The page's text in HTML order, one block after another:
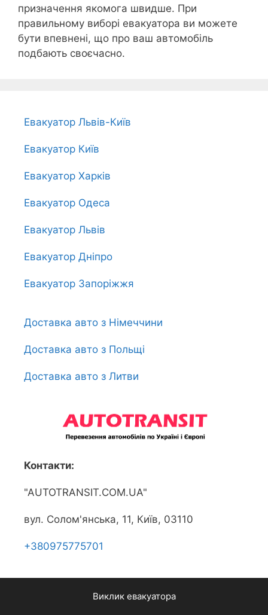
призначення якомога швидше. При
правильному виборі евакуатора ви можете
бути впевнені, що про ваш автомобіль
подбають своєчасно.
Евакуатор Львів-Київ
Евакуатор Київ
Евакуатор Харків
Евакуатор Одеса
Евакуатор Львів
Евакуатор Дніпро
Евакуатор Запоріжжя
Доставка авто з Німеччини
Доставка авто з Польщі
Доставка авто з Литви
Контакти:
"AUTOTRANSIT.COM.UA"
вул. Солом'янська, 11, Київ, 03110
+380975775701
Виклик евакуатора